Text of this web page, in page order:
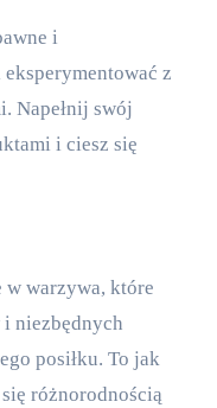
i
z
Napełnij swój
i ciesz się
warzywa, które
niezbędnych
posiłku. To jak
różnorodnością